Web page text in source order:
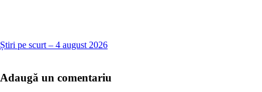
Știri pe scurt – 4 august 2026
Adaugă un comentariu